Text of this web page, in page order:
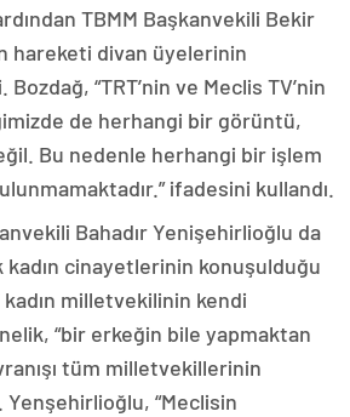
TBMM Başkanvekili Bekir
hareketi divan üyelerinin
“TRT’nin ve Meclis TV’nin
de herhangi bir görüntü,
Bu nedenle herhangi bir işlem
ifadesini kullandı.
Bahadır Yenişehirlioğlu da
cinayetlerinin konuşulduğu
kadın milletvekilinin kendi
“bir erkeğin bile yapmaktan
tüm milletvekillerinin
“Meclisin